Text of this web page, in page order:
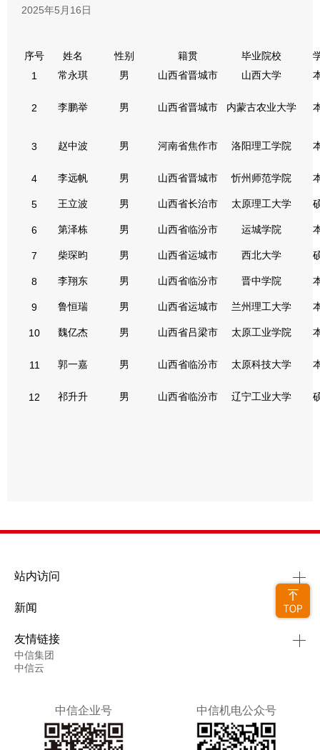
2025年5月16日
序号 姓名 性别 籍贯 毕业院校
1
常永琪 男 山西省晋城市 山西大学
2 李鹏举 男 山西省晋城市 内蒙古农业大学
3 赵中波 男 河南省焦作市 洛阳理工学院
4 李远帆 男 山西省晋城市 忻州师范学院
5 王立波 男 山西省长治市 太原理工大学
6 第泽栋 男 山西省临汾市 运城学院
7 柴琛昀 男 山西省运城市 西北大学
8 李翔东 男 山西省临汾市 晋中学院
9 鲁恒瑞 男 山西省运城市 兰州理工大学
10 魏亿杰 男 山西省吕梁市 太原工业学院
11 郭一嘉 男 山西省临汾市 太原科技大学
12 祁升升 男 山西省临汾市 辽宁工业大学
站内访问
新闻
友情链接
中信集团
中信云
中信机电公众号
中信企业号